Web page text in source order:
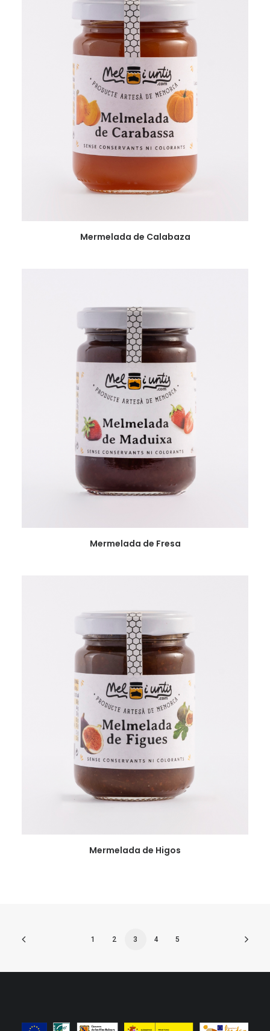
VER
Mermelada de Calabaza
VER
Mermelada de Fresa
VER
Mermelada de Higos
1 2 3 4 5